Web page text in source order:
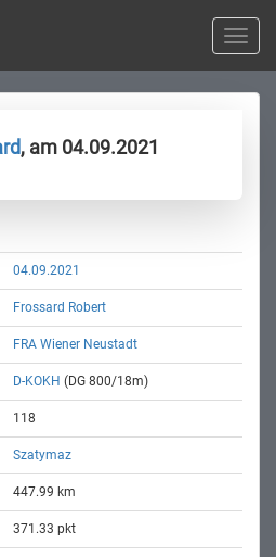
Toggle
, am 04.09.2021
04.09.2021
Frossard Robert
FRA Wiener Neustadt
D-KOKH (DG 800/18m)
118
Szatymaz
447.99 km
371.33 pkt